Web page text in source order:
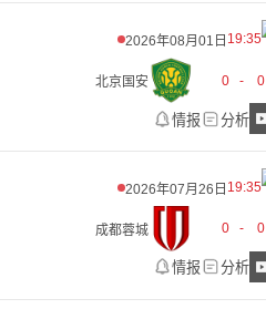
2026年08月01日 19:35
北京国安 0 - 0
情报 分析
2026年07月26日 19:35
成都蓉城 0 - 0
情报 分析